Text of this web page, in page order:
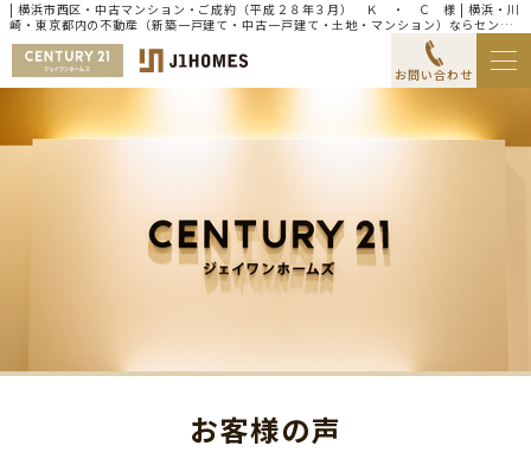
| 横浜市西区・中古マンション・ご成約（平成２８年３月） Ｋ ・ Ｃ 様 | 横浜・川
崎・東京都内の不動産（新築一戸建て・中古一戸建て・土地・マンション）ならセンチ
ュリー21ジェイワンホームズ
お問い合わせ
お客様の声